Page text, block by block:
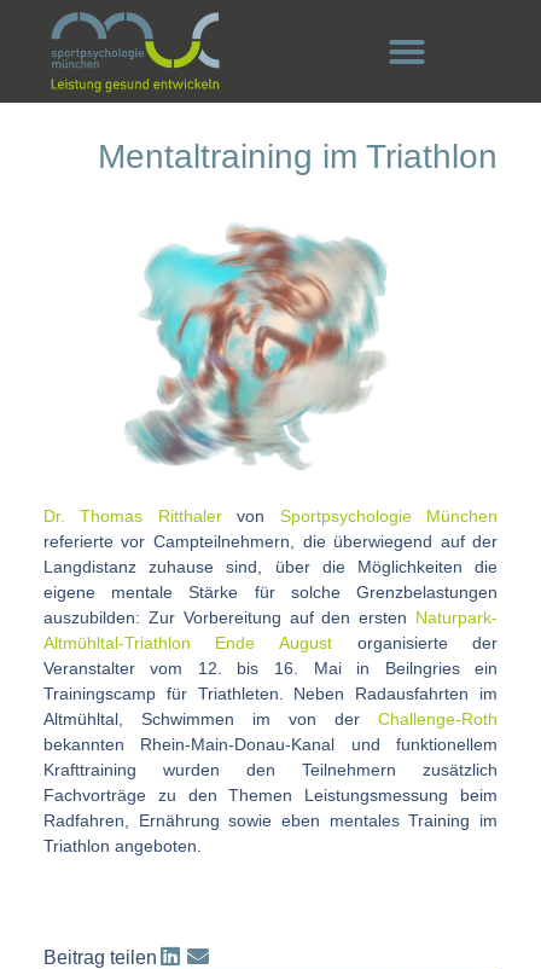
Mentaltraining im Triathlon
Dr. Thomas Ritthalervon Sportpsychologie München
referierte vor Campteilnehmern, die überwiegend auf der
Langdistanz zuhause sind, über die Möglichkeiten die
eigene mentale Stärke für solche Grenzbelastungen
auszubilden: Zur Vorbereitung auf den ersten Naturpark-
Altmühltal-Triathlon Ende August organisierte der
Veranstalter vom 12. bis 16. Mai in Beilngries ein
Trainingscamp für Triathleten. Neben Radausfahrten im
Altmühltal, Schwimmen im von derChallenge-Roth
bekannten Rhein-Main-Donau-Kanal und funktionellem
Krafttraining wurden den Teilnehmern zusätzlich
Fachvorträge zu den Themen Leistungsmessung beim
Radfahren, Ernährung sowie eben mentales Training im
Triathlon angeboten.
Beitrag teilen